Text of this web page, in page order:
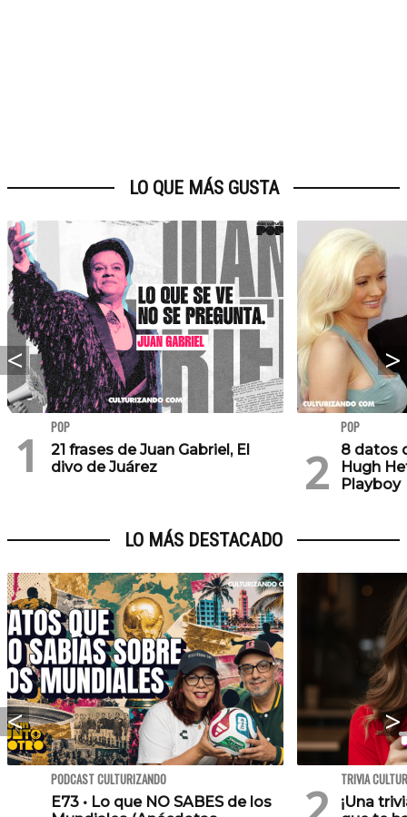
LO QUE MÁS GUSTA
POP
21 frases de Juan Gabriel, El
divo de Juárez
POP
8 datos
Hugh
Playboy
LO MÁS DESTACADO
PODCAST CULTURIZANDO
E73 • Lo que NO SABES de los
TRIVIA
¡Una